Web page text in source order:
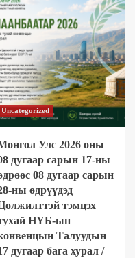
Uncategorized
Улс 2026 оны
дугаар сарын 17-ны
08 дугаар сарын
ны өдрүүдэд
тэмцэх
НҮБ-ын
Талуудын
дугаар бага хурал /